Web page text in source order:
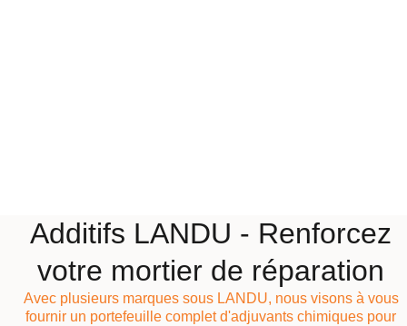
Additifs LANDU - Renforcez
votre mortier de réparation
Avec plusieurs marques sous LANDU, nous visons à vous
fournir un portefeuille complet d'adjuvants chimiques pour